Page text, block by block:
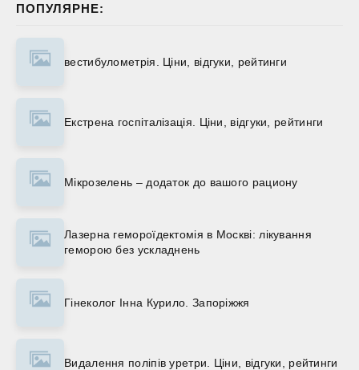
ПОПУЛЯРНЕ:
вестибулометрія. Ціни, відгуки, рейтинги
Екстрена госпіталізація. Ціни, відгуки, рейтинги
Мікрозелень – додаток до вашого рациону
Лазерна гемороїдектомія в Москві: лікування
геморою без ускладнень
Гінеколог Інна Курило. Запоріжжя
Видалення поліпів уретри. Ціни, відгуки, рейтинги